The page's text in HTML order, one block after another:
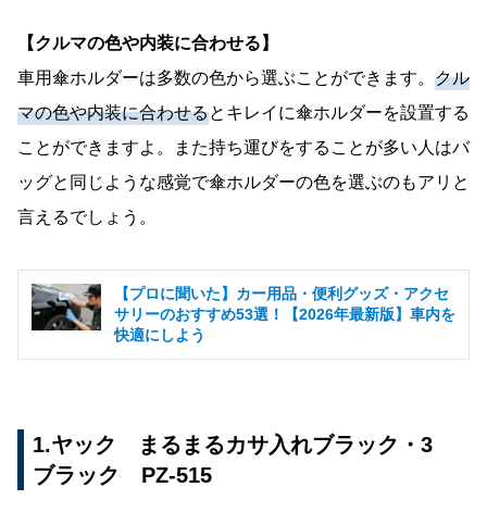
【クルマの色や内装に合わせる】
車用傘ホルダーは多数の色から選ぶことができます。 クル
マの色や内装に合わせるとキレイに傘ホルダーを設置する
ことができますよ。また持ち運びをすることが多い人はバ
ッグと同じような感覚で傘ホルダーの色を選ぶのもアリと
言えるでしょう。
【プロに聞いた】カー用品・便利グッズ・アクセ
サリーのおすすめ53選！【2026年最新版】車内を
快適にしよう
1.ヤック まるまるカサ入れブラック・3
ブラック PZ-515